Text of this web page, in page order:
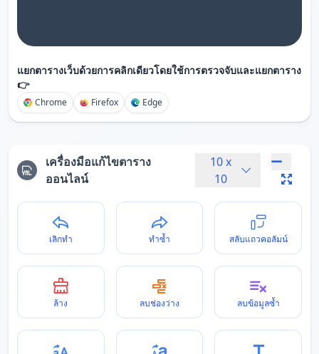
แยกตารางเว็บด้วยการคลิกเดียวโดยใช้การตรวจจับและแยกตาราง
👉
Chrome Firefox Edge
เครื่องมือแก้ไขตาราง
ออนไลน์
10x
10
เลิกทำ ทำซ้ำ สลับแถวคอลัมน์
ล้าง ลบช่องว่าง ลบข้อมูลซ้ำ